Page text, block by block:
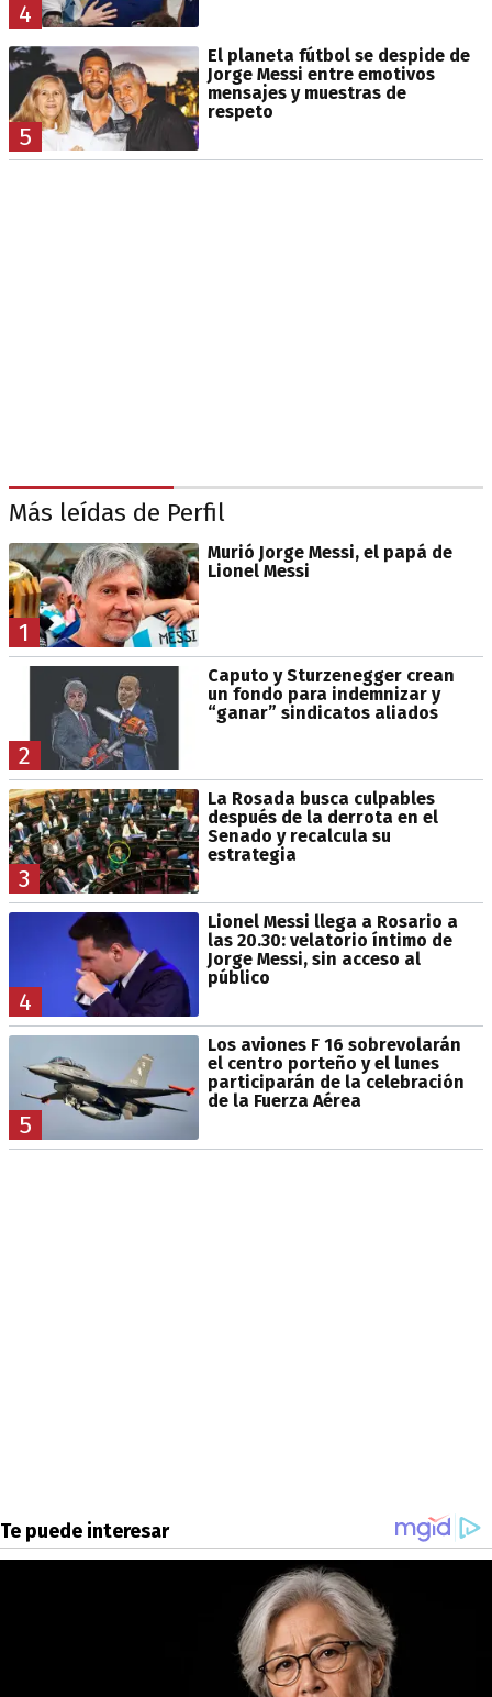
4
5
El planeta fútbol se despide de
Jorge Messi entre emotivos
mensajes y muestras de
respeto
Más leídas de Perfil
1
Murió Jorge Messi, el papá de
Lionel Messi
2
Caputo y Sturzenegger crean
un fondo para indemnizar y
“ganar” sindicatos aliados
3
La Rosada busca culpables
después de la derrota en el
Senado y recalcula su
estrategia
4
Lionel Messi llega a Rosario a
las 20.30: velatorio íntimo de
Jorge Messi, sin acceso al
público
5
Los aviones F 16 sobrevolarán
el centro porteño y el lunes
participarán de la celebración
de la Fuerza Aérea